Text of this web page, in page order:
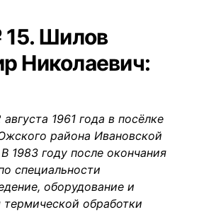
Шилов
Николаевич:
1961 года в посёлке
района Ивановской
1983 году после окончания
специальности
оборудование и
термической обработки